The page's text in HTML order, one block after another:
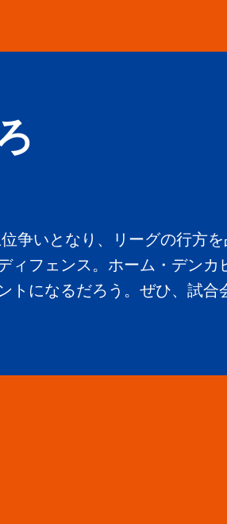
争いとなり、リーグの行方
ィフェンス。ホーム・デンカ
トになるだろう。ぜひ、試合